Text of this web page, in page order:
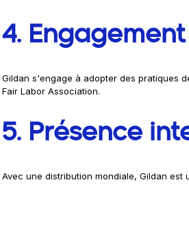
4.
Gildan s'engage à adopter des pratiques
Fair Labor Association.
5. Présence
Avec une distribution mondiale, Gildan